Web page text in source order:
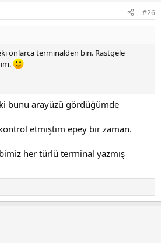
#26
onlarca terminalden biri. Rastgele
bunu arayüzü gördüğümde
etmiştim epey bir zaman.
her türlü terminal yazmış